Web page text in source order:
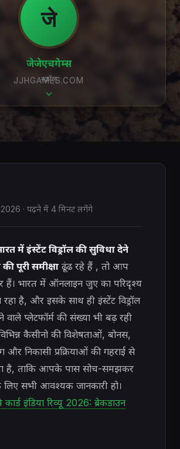
जे
जेजेएचगेम्स
JJHGAMES.COM
स्क्रॉल
· पढ़ने में 4 मिनट लगेंगे
में इंस्टेंट विड्रॉल की सुविधा देने
पूरी समीक्षा ढूंढ रहे हैं , तो आप
हैं। भारत में ऑनलाइन जुए का परिदृश्य
है, और इसके साथ ही इंस्टेंट विड्रॉल
वाले प्लेटफॉर्म की संख्या भी बढ़ रही
कैसीनो की विशेषताओं, बोनस,
निकासी प्रक्रियाओं की गहराई से
है, ताकि आपके पास सोच-समझकर
लिए सभी आवश्यक जानकारी हो।
कार्ड इंडिया रिव्यू 2026: ब्रेकडाउन